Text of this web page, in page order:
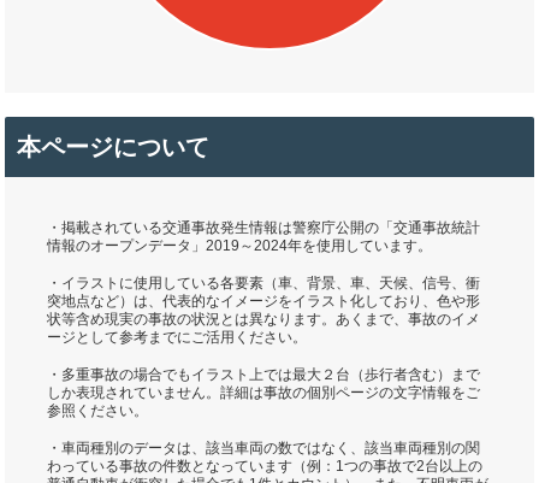
本ページについて
・掲載されている交通事故発生情報は警察庁公開の「交通事故統計
情報のオープンデータ」2019～2024年を使用しています。
・イラストに使用している各要素（車、背景、車、天候、信号、衝
突地点など）は、代表的なイメージをイラスト化しており、色や形
状等含め現実の事故の状況とは異なります。あくまで、事故のイメ
ージとして参考までにご活用ください。
・多重事故の場合でもイラスト上では最大２台（歩行者含む）まで
しか表現されていません。詳細は事故の個別ページの文字情報をご
参照ください。
・車両種別のデータは、該当車両の数ではなく、該当車両種別の関
わっている事故の件数となっています（例：1つの事故で2台以上の